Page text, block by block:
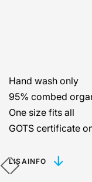
Hand wash only
95% combed
One size fits all
GOTS certificate
LISAINFO